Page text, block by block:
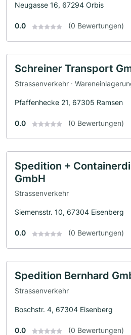
Neugasse 16, 67294 Orbis
0.0 (0 Bewertungen)
Schreiner Transport
Strassenverkehr ·
Pfaffenhecke 21, 67305 Ramsen
0.0 (0 Bewertungen)
Spedition +
GmbH
Strassenverkehr
Siemensstr. 10, 67304 Eisenberg
0.0 (0 Bewertungen)
Spedition Bernhard
Strassenverkehr
Boschstr. 4, 67304 Eisenberg
0.0 (0 Bewertungen)